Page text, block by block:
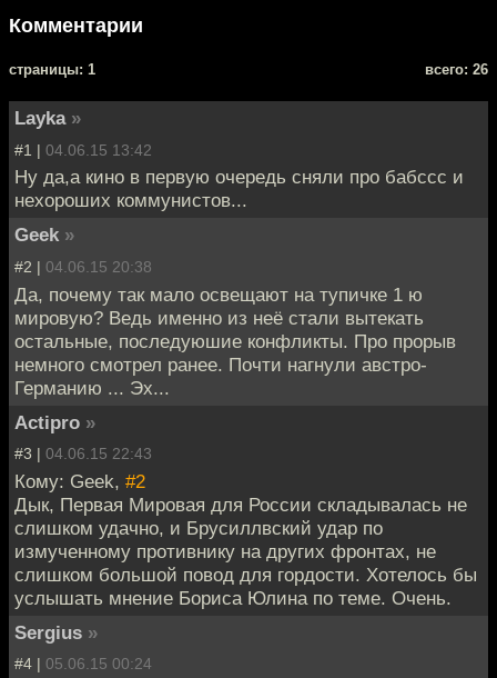
Комментарии
cтраницы: 1 всего: 26
Layka »
#1 | 04.06.15 13:42
Ну да,а кино в первую очередь сняли про бабссс и
нехороших коммунистов...
Geek »
#2 | 04.06.15 20:38
Да, почему так мало освещают на тупичке 1 ю
мировую? Ведь именно из неё стали вытекать
остальные, последуюшие конфликты. Про прорыв
немного смотрел ранее. Почти нагнули австро-
Германию ... Эх...
Actipro »
#3 | 04.06.15 22:43
Кому: Geek, #2
Дык, Первая Мировая для России складывалась не
слишком удачно, и Брусиллвский удар по
измученному противнику на других фронтах, не
слишком большой повод для гордости. Хотелось бы
услышать мнение Бориса Юлина по теме. Очень.
Sergius »
#4 | 05.06.15 00:24